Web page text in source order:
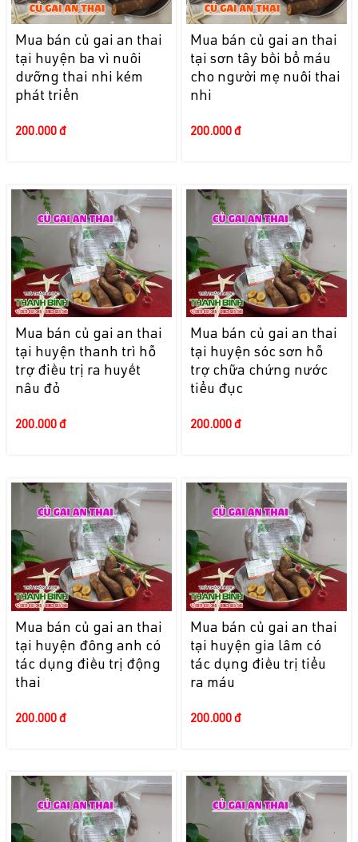
Mua bán củ gai an thai
tại huyện ba vì nuôi
dưỡng thai nhi kém
phát triển
200.000 đ
Mua bán củ gai an thai
tại sơn tây bồi bổ máu
cho người mẹ nuôi thai
nhi
200.000 đ
Mua bán củ gai an thai
tại huyện thanh trì hỗ
trợ điều trị ra huyết
nâu đỏ
200.000 đ
Mua bán củ gai an thai
tại huyện sóc sơn hỗ
trợ chữa chứng nước
tiểu đục
200.000 đ
Mua bán củ gai an thai
tại huyện đông anh có
tác dụng điều trị động
thai
200.000 đ
Mua bán củ gai an thai
tại huyện gia lâm có
tác dụng điều trị tiểu
ra máu
200.000 đ